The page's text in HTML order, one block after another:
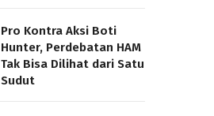
Pro Kontra Aksi Boti
Hunter, Perdebatan HAM
Tak Bisa Dilihat dari Satu
Sudut